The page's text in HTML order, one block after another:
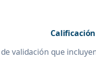
validación que